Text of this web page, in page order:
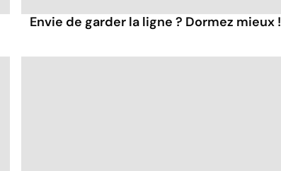
Envie de garder la ligne ? Dormez mieux !